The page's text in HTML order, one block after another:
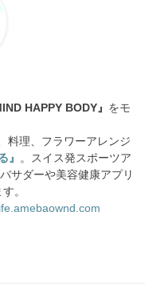
HAPPY BODY』 をモ
料理、フラワーアレンジ
』 。スイス発スポーツア
サダーや美容健康アプリ
。